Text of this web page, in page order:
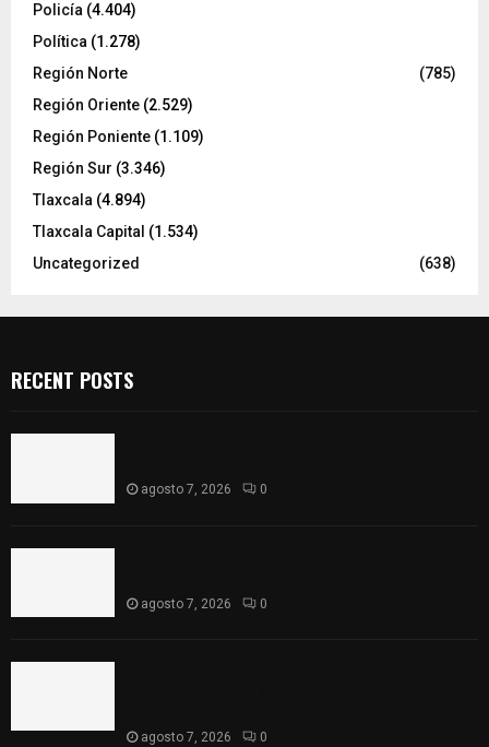
Policía (4.404)
Política (1.278)
Región Norte
(785)
Región Oriente (2.529)
Región Poniente (1.109)
Región Sur (3.346)
Tlaxcala (4.894)
Tlaxcala Capital (1.534)
Uncategorized
(638)
RECENT POSTS
agosto 7, 2026 0
agosto 7, 2026 0
agosto 7, 2026 0